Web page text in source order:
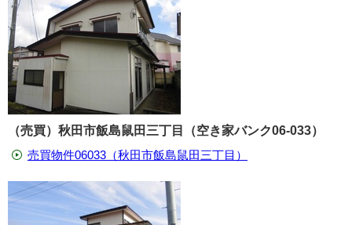
（売買）秋田市飯島鼠田三丁目（空き家バンク06-033）
売買物件06033（秋田市飯島鼠田三丁目）